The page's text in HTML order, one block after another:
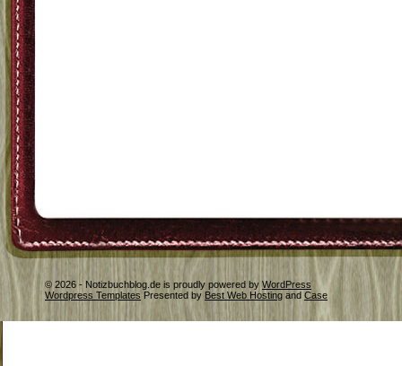
© 2026 - Notizbuchblog.de is proudly powered by WordPress
Wordpress Templates Presented by Best Web Hosting and Case